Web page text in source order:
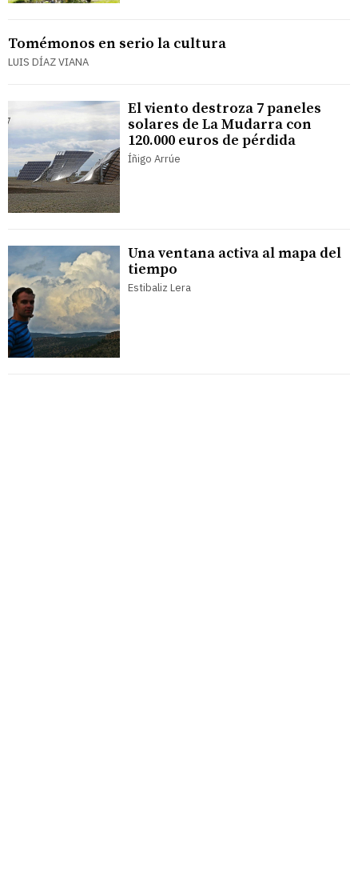
Tomémonos en serio la cultura
LUIS DÍAZ VIANA
El viento destroza 7 paneles
solares de La Mudarra con
120.000 euros de pérdida
Íñigo Arrúe
Una ventana activa al mapa del
tiempo
Estibaliz Lera